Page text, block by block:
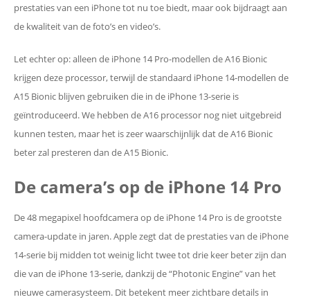
prestaties van een iPhone tot nu toe biedt, maar ook bijdraagt ​​aan
de kwaliteit van de foto’s en video’s.
Let echter op: alleen de iPhone 14 Pro-modellen de A16 Bionic
krijgen deze processor, terwijl de standaard iPhone 14-modellen de
A15 Bionic blijven gebruiken die in de iPhone 13-serie is
geïntroduceerd. We hebben de A16 processor nog niet uitgebreid
kunnen testen, maar het is zeer waarschijnlijk dat de A16 Bionic
beter zal presteren dan de A15 Bionic.
De camera’s op de iPhone 14 Pro
De 48 megapixel hoofdcamera op de iPhone 14 Pro is de grootste
camera-update in jaren. Apple zegt dat de prestaties van de iPhone
14-serie bij midden tot weinig licht twee tot drie keer beter zijn dan
die van de iPhone 13-serie, dankzij de “Photonic Engine” van het
nieuwe camerasysteem. Dit betekent meer zichtbare details in